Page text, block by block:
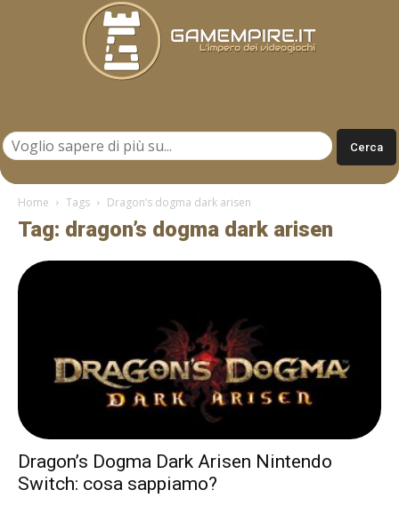
Home Tags Dragon’s dogma dark arisen
Tag: dragon’s dogma dark arisen
Dragon’s Dogma Dark Arisen Nintendo
Switch: cosa sappiamo?